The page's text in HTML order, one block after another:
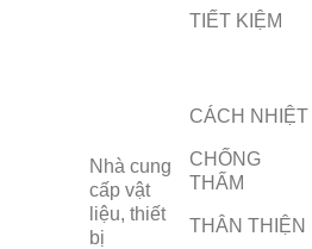
TIẾT KIỆM
Nhà cung
cấp vật
liệu, thiết
bị
CÁCH NHIỆT
CHỐNG
THẤM
THÂN THIỆN